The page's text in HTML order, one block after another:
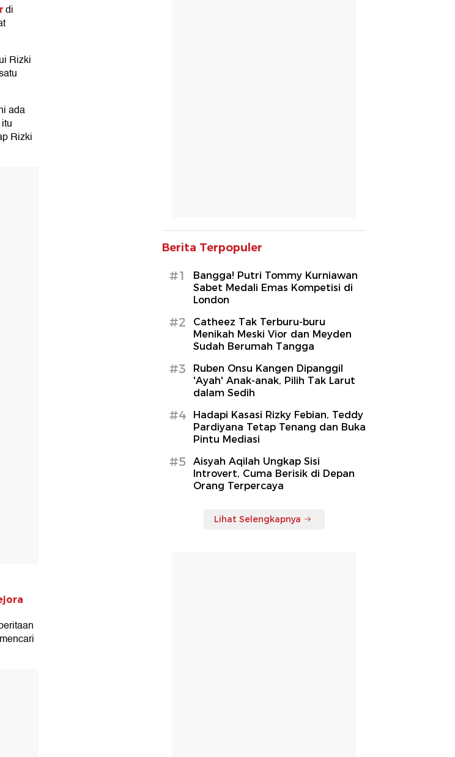
di
Rizki
ada
Rizki
Berita Terpopuler
#1
Bangga! Putri Tommy Kurniawan
Sabet Medali Emas Kompetisi di
London
#2
Catheez Tak Terburu-buru
Menikah Meski Vior dan Meyden
Sudah Berumah Tangga
#3
Ruben Onsu Kangen Dipanggil
'Ayah' Anak-anak, Pilih Tak Larut
dalam Sedih
#4
Hadapi Kasasi Rizky Febian, Teddy
Pardiyana Tetap Tenang dan Buka
Pintu Mediasi
#5
Aisyah Aqilah Ungkap Sisi
Introvert, Cuma Berisik di Depan
Orang Terpercaya
Lihat Selengkapnya